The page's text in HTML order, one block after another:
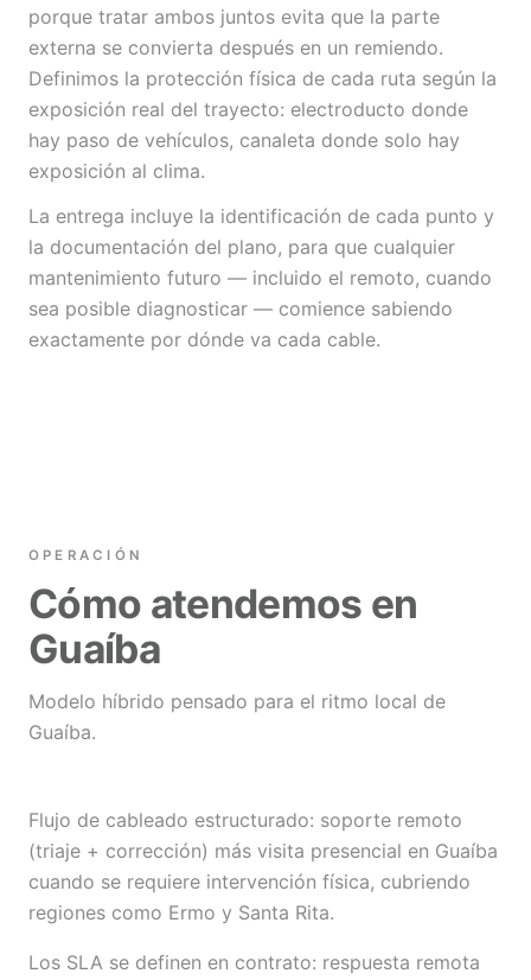
porque tratar ambos juntos evita que la parte
externa se convierta después en un remiendo.
Definimos la protección física de cada ruta según la
exposición real del trayecto: electroducto donde
hay paso de vehículos, canaleta donde solo hay
exposición al clima.
La entrega incluye la identificación de cada punto y
la documentación del plano, para que cualquier
mantenimiento futuro — incluido el remoto, cuando
sea posible diagnosticar — comience sabiendo
exactamente por dónde va cada cable.
OPERACIÓN
Cómo atendemos en
Guaíba
Modelo híbrido pensado para el ritmo local de
Guaíba.
Flujo de cableado estructurado: soporte remoto
(triaje + corrección) más visita presencial en Guaíba
cuando se requiere intervención física, cubriendo
regiones como Ermo y Santa Rita.
Los SLA se definen en contrato: respuesta remota